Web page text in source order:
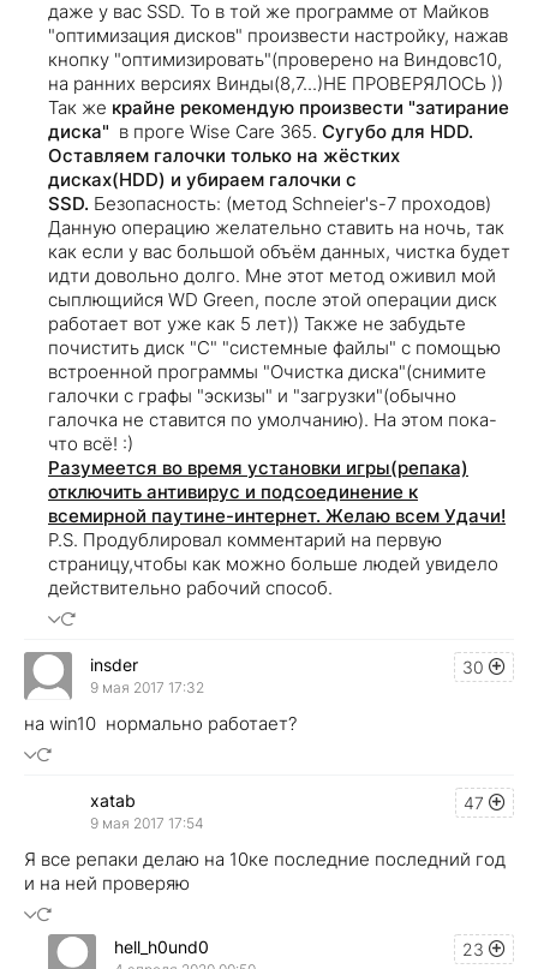
даже у вас SSD. То в той же программе от Майков
"оптимизация дисков" произвести настройку, нажав
кнопку "оптимизировать"(проверено на Виндовс10,
на ранних версиях Винды(8,7...)НЕ ПРОВЕРЯЛОСЬ ))
Так же крайне рекомендую произвести "затирание
диска" в проге Wise Care 365. Сугубо для HDD.
Оставляем галочки только на жёстких
дисках(HDD) и убираем галочки с
SSD. Безопасность: (метод Schneier's-7 проходов)
Данную операцию желательно ставить на ночь, так
как если у вас большой объём данных, чистка будет
идти довольно долго. Мне этот метод оживил мой
сыплющийся WD Green, после этой операции диск
работает вот уже как 5 лет)) Также не забудьте
почистить диск "C" "системные файлы" c помощью
встроенной программы "Очистка диска"(снимите
галочки с графы "эскизы" и "загрузки"(обычно
галочка не ставится по умолчанию). На этом пока-
что всё! :)
Разумеется во время установки игры(репака)
отключить антивирус и подсоединение к
всемирной паутине-интернет. Желаю всем Удачи!
P.S. Продублировал комментарий на первую
страницу,чтобы как можно больше людей увидело
действительно рабочий способ.
30
insder
9 мая 2017 17:32
на win10 нормально работает?
47
xatab
9 мая 2017 17:54
Я все репаки делаю на 10ке последние последний год
и на ней проверяю
23
hell_h0und0